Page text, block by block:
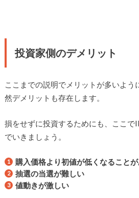
投資家側のデメリット
ここまでの説明でメリットが多いよう
然デメリットも存在します。
損をせずに投資するためにも、ここで
でいきましょう。
購入価格より初値が低くなること
抽選の当選が難しい
値動きが激しい